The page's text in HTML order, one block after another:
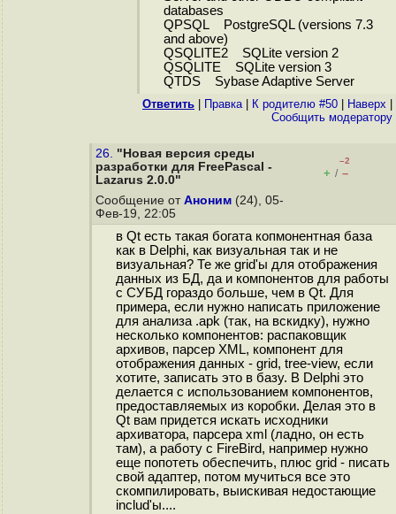
databases
QPSQL PostgreSQL (versions 7.3
and above)
QSQLITE2 SQLite version 2
QSQLITE SQLite version 3
QTDS Sybase Adaptive Server
Ответить Правка| К родителю #50 Наверх
Cообщить модератору
26. "Новая версия среды
разработки для FreePascal -
Lazarus 2.0.0"
–2
+ / –
Сообщение от Аноним (24), 05-
Фев-19, 22:05
в Qt есть такая богата копмонентная база
как в Delphi, как визуальная так и не
визуальная? Те же grid'ы для отображения
данных из БД, да и компонентов для работы
с СУБД гораздо больше, чем в Qt. Для
примера, если нужно написать приложение
для анализа .apk (так, на вскидку), нужно
несколько компонентов: распаковщик
архивов, парсер XML, компонент для
отображения данных - grid, tree-view, если
хотите, записать это в базу. В Delphi это
делается с использованием компонентов,
предоставляемых из коробки. Делая это в
Qt вам придется искать исходники
архиватора, парсера xml (ладно, он есть
там), а работу с FireBird, например нужно
еще попотеть обеспечить, плюс grid - писать
свой адаптер, потом мучиться все это
скомпилировать, выискивая недостающие
includ'ы....